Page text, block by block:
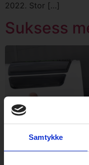
Samtykke
2022. Stor […]
Suksess